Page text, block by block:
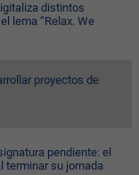
distintos
lema “Relax. We
proyectos de
pendiente: el
terminar su jornada